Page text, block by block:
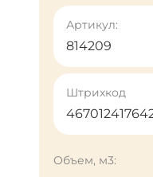
Артикул:
814209
Штрихкод
Объем, м3: